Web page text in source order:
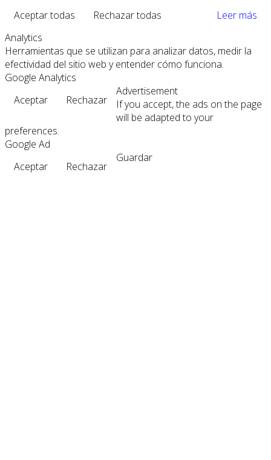
Aceptar todas
Rechazar todas
Leer más
Analytics
Herramientas que se utilizan para analizar datos, medir la
efectividad del sitio web y entender cómo funciona.
Google Analytics
Aceptar
Rechazar
Advertisement
If you accept, the ads on the page
will be adapted to your
preferences.
Google Ad
Aceptar
Rechazar
Guardar